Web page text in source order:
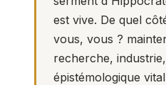
est vive. De quel
vous, vous ?
recherche,
épistémologique